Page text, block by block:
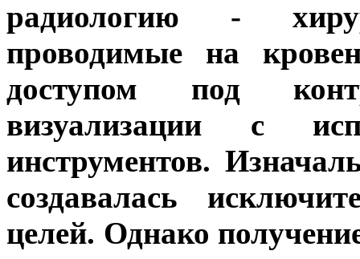
радиологию -
проводимые на
доступом под
визуализации с
инструментов.
создавалась
целей. Однако